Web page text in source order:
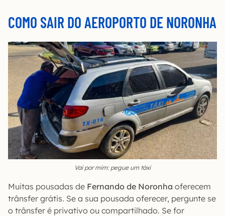
COMO SAIR DO AEROPORTO DE NORONHA
Vai por mim: pegue um táxi
Muitas pousadas de Fernando de Noronha oferecem
trânsfer grátis. Se a sua pousada oferecer, pergunte se
o trânsfer é privativo ou compartilhado. Se for